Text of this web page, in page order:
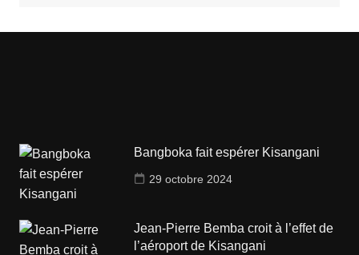
Bangboka fait espérer Kisangani
29 octobre 2024
Jean-Pierre Bemba croit à l’effet de
l’aéroport de Kisangani